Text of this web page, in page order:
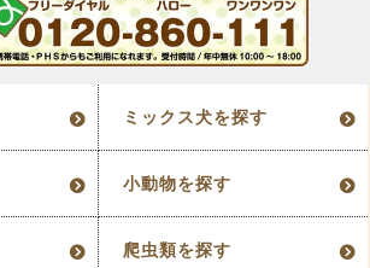
ミックス犬を探す
小動物を探す
爬虫類を探す